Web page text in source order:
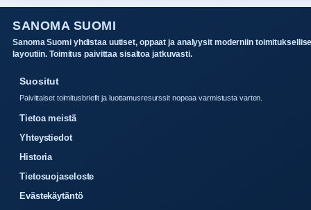
SANOMA SUOMI
Sanoma Suomi yhdistaa uutiset, oppaat ja analyysit moderniin
layoutiin. Toimitus paivittaa sisaltoa jatkuvasti.
Suositut
Paivittaiset toimitusbriefit ja luottamusresurssit nopeaa varmistusta varten.
Tietoa meistä
Yhteystiedot
Historia
Tietosuojaseloste
Evästekäytäntö